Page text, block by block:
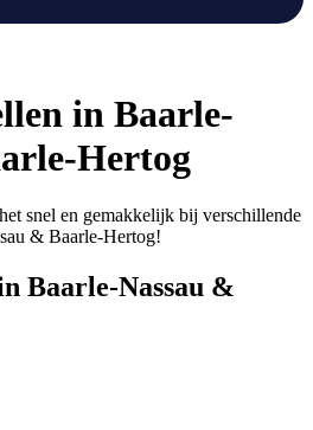
in Baarle-
Hertog
snel en gemakkelijk bij verschillende
& Baarle-Hertog!
Baarle-Nassau &